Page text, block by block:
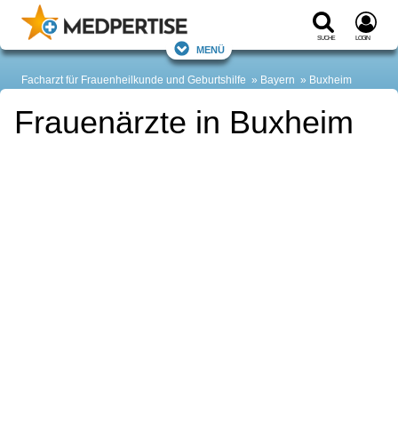
Suche Login
Menü
Facharzt für Frauenheilkunde und Geburtshilfe Bayern Buxheim
Frauenärzte in Buxheim